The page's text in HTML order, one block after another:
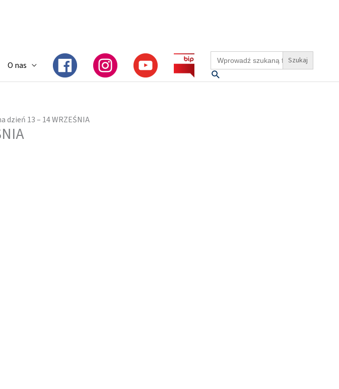
O nas
Search
for:
Szukaj
dzień 13 – 14 WRZEŚNIA